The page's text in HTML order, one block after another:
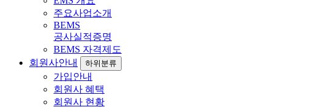
주요사업소개
BEMS
공사실적증명
BEMS 자격제도
회원사안내
하위분류
가입안내
회원사 혜택
회원사 현황